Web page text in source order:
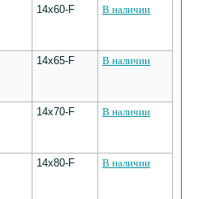
14х60-F В наличии
14х65-F В наличии
14х70-F В наличии
14х80-F В наличии